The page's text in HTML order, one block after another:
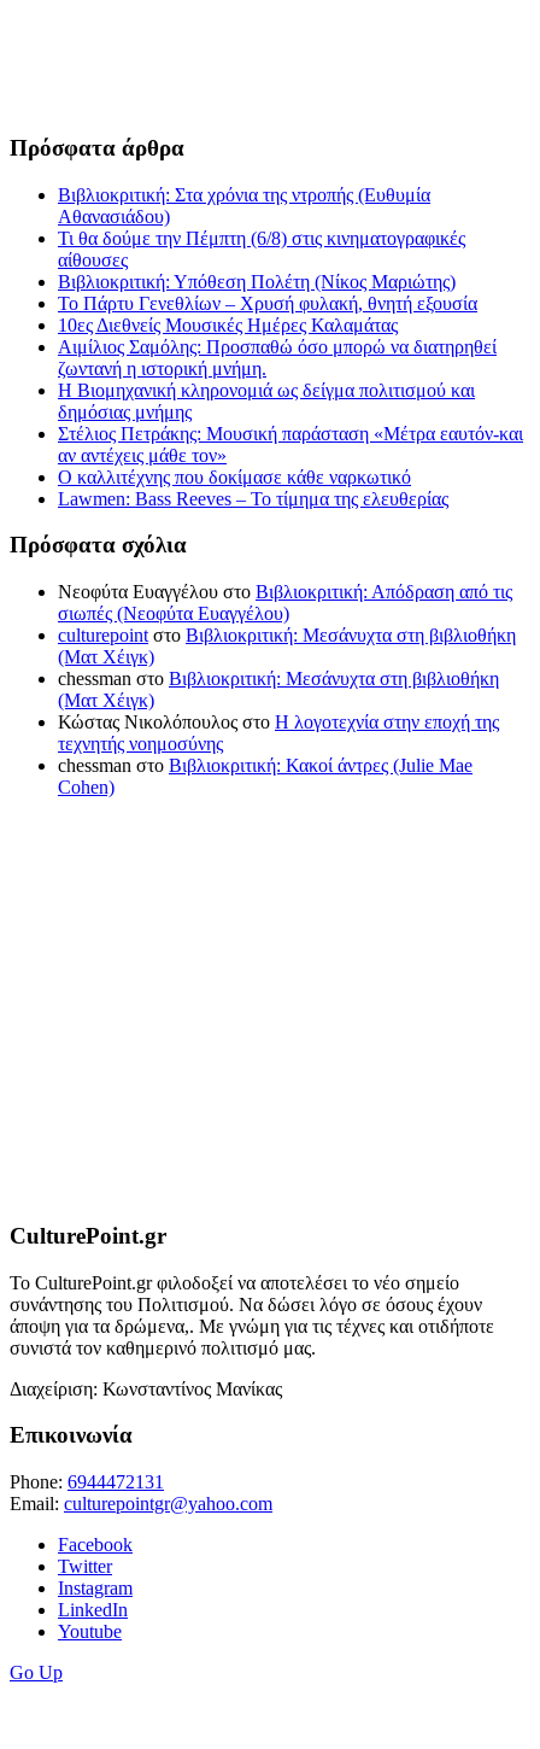
Πρόσφατα άρθρα
Βιβλιοκριτική: Στα χρόνια της ντροπής (Ευθυμία
Αθανασιάδου)
Τι θα δούμε την Πέμπτη (6/8) στις κινηματογραφικές
αίθουσες
Βιβλιοκριτική: Υπόθεση Πολέτη (Νίκος Μαριώτης)
Το Πάρτυ Γενεθλίων – Χρυσή φυλακή, θνητή εξουσία
10ες Διεθνείς Μουσικές Ημέρες Καλαμάτας
Αιμίλιος Σαμόλης: Προσπαθώ όσο μπορώ να διατηρηθεί
ζωντανή η ιστορική μνήμη.
Η Βιομηχανική κληρονομιά ως δείγμα πολιτισμού και
δημόσιας μνήμης
Στέλιος Πετράκης: Μουσική παράσταση «Μέτρα εαυτόν-και
αν αντέχεις μάθε τον»
Ο καλλιτέχνης που δοκίμασε κάθε ναρκωτικό
Lawmen: Bass Reeves – Το τίμημα της ελευθερίας
Πρόσφατα σχόλια
Νεοφύτα Ευαγγέλου στο Βιβλιοκριτική: Απόδραση από τις
σιωπές (Νεοφύτα Ευαγγέλου)
culturepoint στο Βιβλιοκριτική: Μεσάνυχτα στη βιβλιοθήκη
(Ματ Χέιγκ)
chessman στο Βιβλιοκριτική: Μεσάνυχτα στη βιβλιοθήκη
(Ματ Χέιγκ)
Κώστας Νικολόπουλος στο Η λογοτεχνία στην εποχή της
τεχνητής νοημοσύνης
chessman στο Βιβλιοκριτική: Κακοί άντρες (Julie Mae
Cohen)
CulturePoint.gr
Το CulturePoint.gr φιλοδοξεί να αποτελέσει το νέο σημείο
συνάντησης του Πολιτισμού. Να δώσει λόγο σε όσους έχουν
άποψη για τα δρώμενα,. Με γνώμη για τις τέχνες και οτιδήποτε
συνιστά τον καθημερινό πολιτισμό μας.
Διαχείριση: Κωνσταντίνος Μανίκας
Επικοινωνία
Phone: 6944472131
Email: culturepointgr@yahoo.com
Facebook
Twitter
Instagram
LinkedIn
Youtube
Go Up